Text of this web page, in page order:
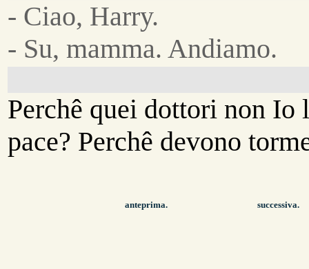
- Ciao, Harry.
- Su, mamma. Andiamo.
Perchê quei dottori non Io
pace? Perchê devono
anteprima. successiva.